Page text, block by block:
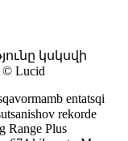
կսկսվի
Lucid
entatsqi
rekorde
Range Plus